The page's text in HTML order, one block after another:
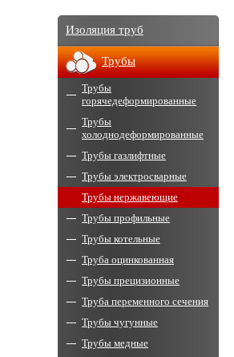
Изоляция труб
Трубы
Трубы
горячедеформированные
Трубы
холоднодеформированные
Трубы газлифтные
Трубы электросварные
Трубы нержавеющие
Трубы профильные
Трубы котельные
Труба оцинкованная
Трубы прецизионные
Труба переменного сечения
Трубы чугунные
Трубы медные